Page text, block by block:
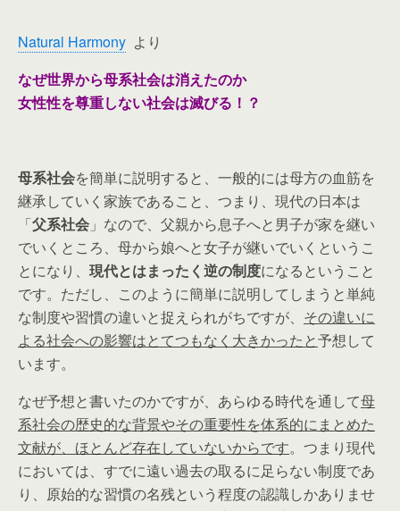
Natural Harmony より
なぜ世界から母系社会は消えたのか
女性性を尊重しない社会は滅びる！？
母系社会を簡単に説明すると、一般的には母方の血筋を
継承していく家族であること、つまり、現代の日本は
「父系社会 」なので、父親から息子へと男子が家を継い
でいくところ、母から娘へと女子が継いでいくというこ
とになり、 現代とはまったく逆の制度になるということ
です。ただし、このように簡単に説明してしまうと単純
な制度や習慣の違いと捉えられがちですが、 その違いに
よる社会への影響はとてつもなく大きかったと予想して
います。
なぜ予想と書いたのかですが、あらゆる時代を通して母
系社会の歴史的な背景やその重要性を体系的にまとめた
文献が、ほとんど存在していないからです。つまり現代
においては、すでに遠い過去の取るに足らない制度であ
り、原始的な習慣の名残という程度の認識しかありませ